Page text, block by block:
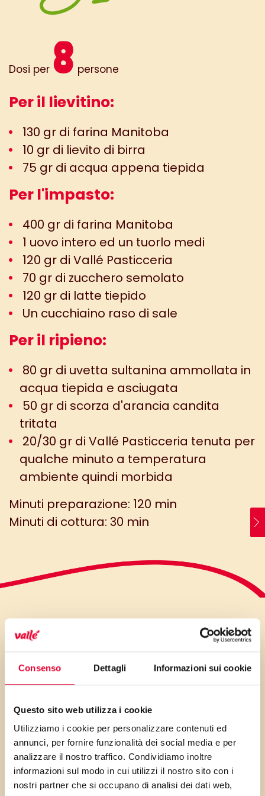
Consenso Dettagli Informazioni sui cookie
Questo sito web utilizza i cookie
Utilizziamo i cookie per personalizzare contenuti ed
annunci, per fornire funzionalità dei social media e per
analizzare il nostro traffico. Condividiamo inoltre
informazioni sul modo in cui utilizzi il nostro sito con i
nostri partner che si occupano di analisi dei dati web,
Dosi per 8 persone
Per il lievitino:
130 gr di farina Manitoba
10 gr di lievito di birra
75 gr di acqua appena tiepida
Per l'impasto:
400 gr di farina Manitoba
1 uovo intero ed un tuorlo medi
120 gr di Vallé Pasticceria
70 gr di zucchero semolato
120 gr di latte tiepido
Un cucchiaino raso di sale
Per il ripieno:
80 gr di uvetta sultanina ammollata in
acqua tiepida e asciugata
50 gr di scorza d'arancia candita
tritata
20/30 gr di Vallé Pasticceria tenuta per
qualche minuto a temperatura
ambiente quindi morbida
Minuti preparazione: 120 min
Minuti di cottura: 30 min
LO SAPEVI?
Potete sostituire l’uvetta con
gocce di cioccolato per
aumentarne la golosità e
servirla con confetture o crema
di cioccolato spalmabile